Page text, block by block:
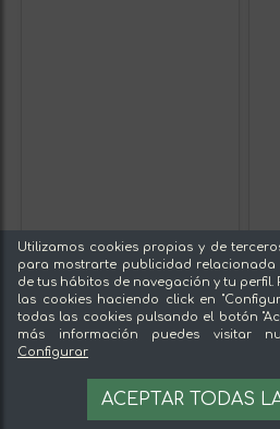
Utilizamos cookies propias y de
para mostrarte publicidad
de tus hábitos de navegación y tu
las cookies haciendo click en
todas las cookies pulsando el botón
más información puedes visitar
Configurar
ACEPTAR TODAS